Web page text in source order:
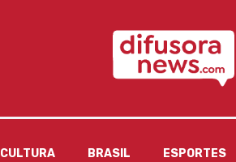
CULTURA BRASIL ESPORTES